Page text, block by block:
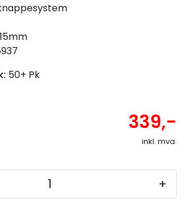
50+ Pk
339,-
inkl. mva.
+